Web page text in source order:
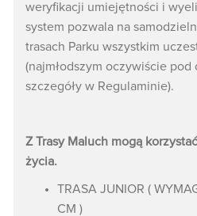
weryfikacji umiejętności i
system pozwala na
trasach Parku wszystkim
(najmłodszym oczywiście pod
szczegóły w Regulaminie).
Z Trasy Maluch mogą
życia.
TRASA JUNIOR (
CM )